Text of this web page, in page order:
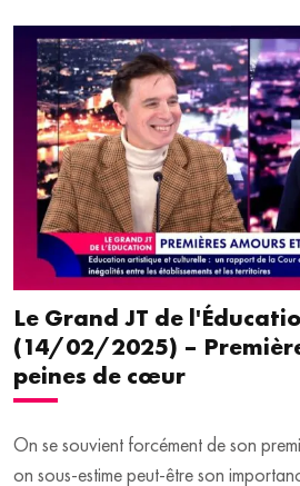
Le Grand JT de
(14/02/2025) –
peines de cœur
On se souvient forcément de son
on sous-estime peut-être son